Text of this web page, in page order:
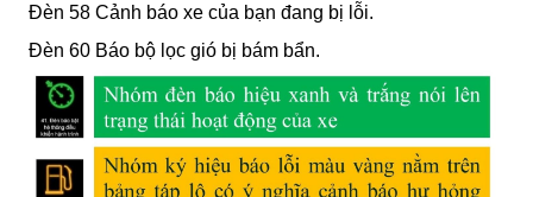
Đèn 58 Cảnh báo xe của bạn đang bị lỗi.
Đèn 60 Báo bộ lọc gió bị bám bẩn.